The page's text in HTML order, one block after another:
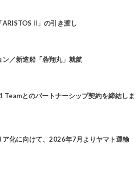
II」の引き渡し
／新造船「蓉翔丸」就航
Teamとのパートナーシップ契約を締結しま
ア化に向けて、2026年7月よりヤマト運輸